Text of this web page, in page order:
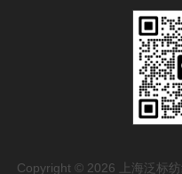
Copyright © 2026 上海泛标